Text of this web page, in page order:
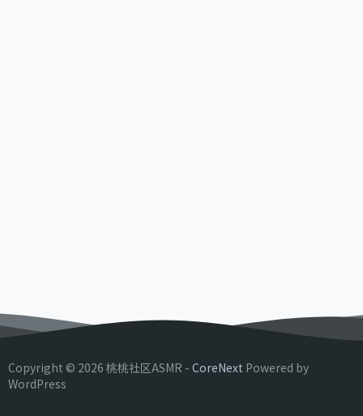
Copyright © 2026 桃桃社区ASMR - CoreNext Powered by
WordPress